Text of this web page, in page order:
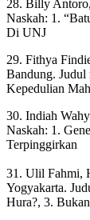
28. Billy
Naskah: 1.
Di UNJ
29. Fithya
Bandung.
Kepedulian
30. Indiah
Naskah: 1.
Terpinggirkan
31. Ulil Fahmi,
Yogyakarta.
Hura?, 3.